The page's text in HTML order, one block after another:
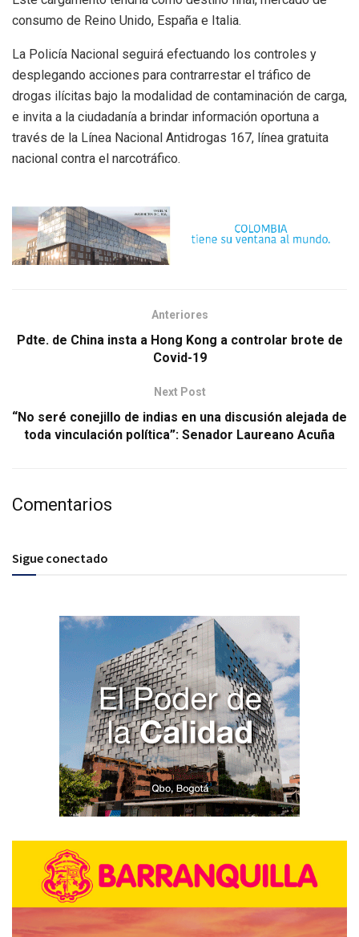
consumo de Reino Unido, España e Italia.
La Policía Nacional seguirá efectuando los controles y
desplegando acciones para contrarrestar el tráfico de
drogas ilícitas bajo la modalidad de contaminación de carga,
e invita a la ciudadanía a brindar información oportuna a
través de la Línea Nacional Antidrogas 167, línea gratuita
nacional contra el narcotráfico.
Anteriores
Pdte. de China insta a Hong Kong a controlar brote de
Covid-19
Next Post
“No seré conejillo de indias en una discusión alejada de
toda vinculación política”: Senador Laureano Acuña
Comentarios
Sigue conectado